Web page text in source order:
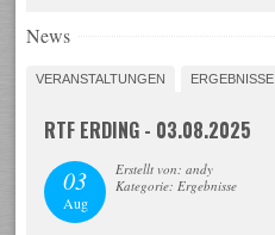
News
VERANSTALTUNGEN ERGEBNISSE
RTF ERDING - 03.08.2025
03
Aug
Erstellt von: andy
Kategorie: Ergebnisse